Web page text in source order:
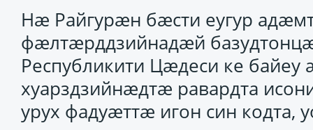
Нӕ Райгурӕн бӕсти еугур
фӕлтӕрддзийнадӕй
Республикити Цӕдеси ке байеу
хуарздзийнӕдтӕ равардта
урух фадуӕттӕ игон син кодта,